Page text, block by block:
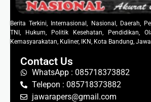
Berita Terkini, Internasional, Nasional, Daerah,
TNI, Hukum, Politik Kesehatan, Pendidikan,
Kemasyarakatan, Kuliner, IKN, Kota Bandung,
Contact Us
WhatsApp : 085718373882
Telepon : 085718373882
jawarapers@gmail.com